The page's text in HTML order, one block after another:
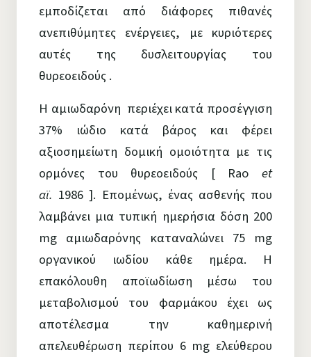
εμποδίζεται από διάφορες πιθανές
ανεπιθύμητες ενέργειες, με κυριότερες
αυτές της δυσλειτουργίας του
θυρεοειδούς .
Η αμιωδαρόνη περιέχει κατά προσέγγιση
37% ιώδιο κατά βάρος και φέρει
αξιοσημείωτη δομική ομοιότητα με τις
ορμόνες του θυρεοειδούς [ Rao et
αϊ. 1986 ]. Επομένως, ένας ασθενής που
λαμβάνει μια τυπική ημερήσια δόση 200
mg αμιωδαρόνης καταναλώνει 75 mg
οργανικού ιωδίου κάθε ημέρα. Η
επακόλουθη αποϊωδίωση μέσω του
μεταβολισμού του φαρμάκου έχει ως
αποτέλεσμα την καθημερινή
απελευθέρωση περίπου 6 mg ελεύθερου